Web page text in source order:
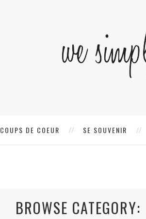
COUPS DE COEUR SE SOUVENIR
BROWSE CATEGORY